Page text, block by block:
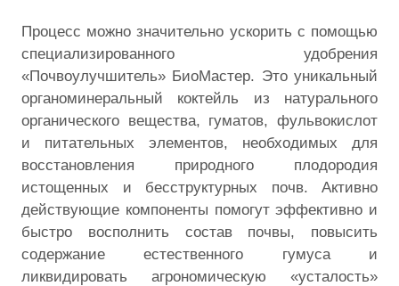
Процесс можно значительно ускорить с помощью
специализированного удобрения
«Почвоулучшитель» БиоМастер. Это уникальный
органоминеральный коктейль из натурального
органического вещества, гуматов, фульвокислот
и питательных элементов, необходимых для
восстановления природного плодородия
истощенных и бесструктурных почв. Активно
действующие компоненты помогут эффективно и
быстро восполнить состав почвы, повысить
содержание естественного гумуса и
ликвидировать агрономическую «усталость»